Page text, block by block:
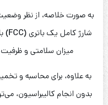
به صورت خلاصه، از نظر
شارژ کامل یک باتری (FCC)
میزان سلامتی و ظرفیت
به علاوه، برای محاسبه و
بدون انجام کالیبراسیون،